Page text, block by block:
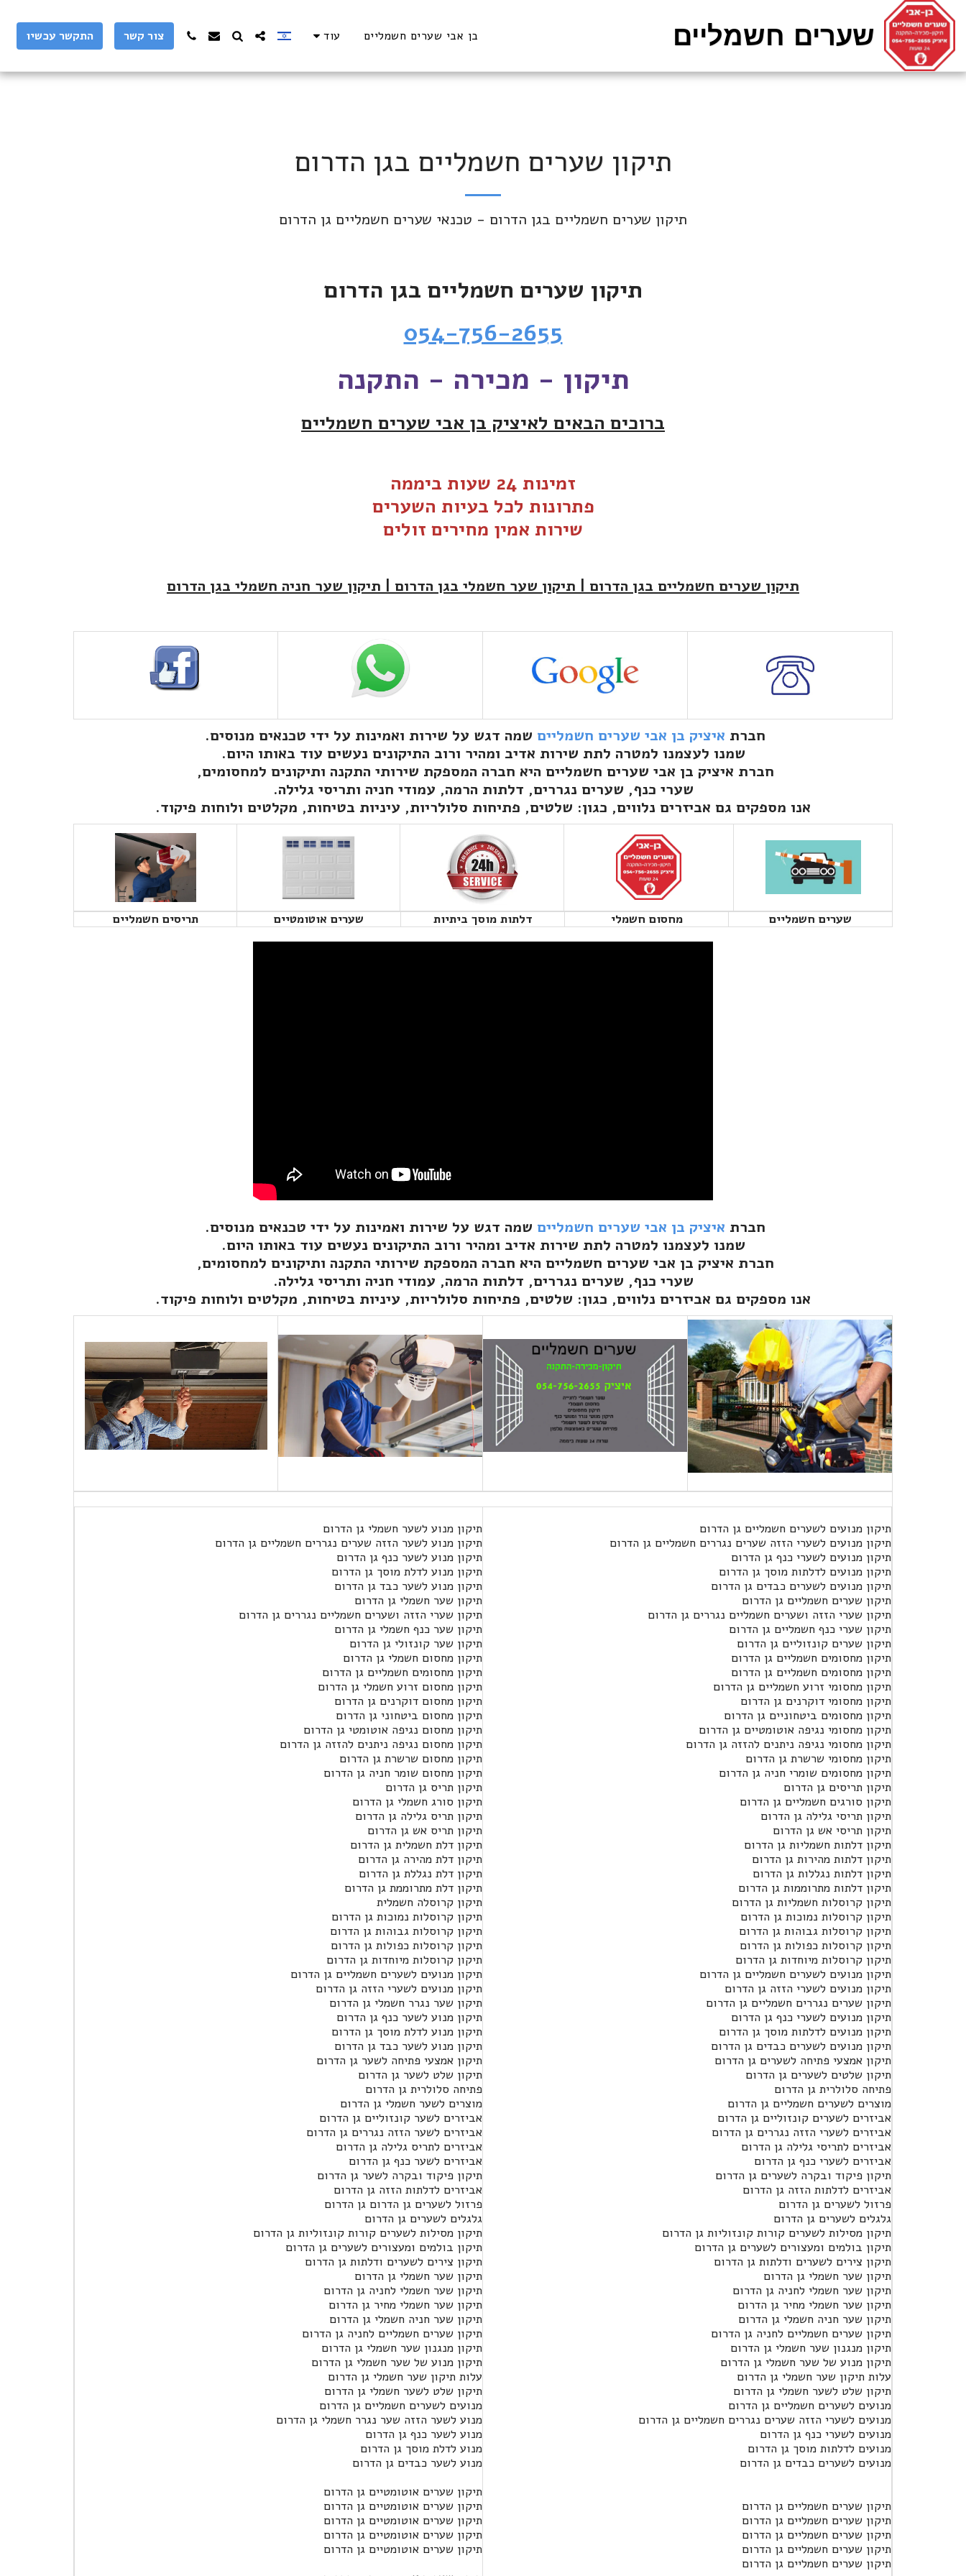
שערים חשמליים בן אבי שערים חשמליים עוד צור קשר התקשר עכשיו
תיקון שערים חשמליים בגן הדרום
תיקון שערים חשמליים בגן הדרום - טכנאי שערים חשמליים גן הדרום
תיקון שערים חשמליים בגן הדרום
054-756-2655
תיקון - מכירה - התקנה
ברוכים הבאים לאיציק בן אבי שערים חשמליים
זמינות 24 שעות ביממה
פתרונות לכל בעיות השערים
שירות אמין מחירים זולים
תיקון שערים חשמליים בגן הדרום | תיקון שער חשמלי בגן הדרום | תיקון שער חניה חשמלי בגן הדרום
חברת איציק בן אבי שערים חשמליים שמה דגש על שירות ואמינות על ידי טכנאים מנוסים.
שמנו לעצמנו למטרה לתת שירות אדיב ומהיר ורוב התיקונים נעשים עוד באותו היום.
חברת איציק בן אבי שערים חשמליים היא חברה המספקת שירותי התקנה ותיקונים למחסומים,
שערי כנף, שערים נגררים, דלתות הרמה, עמודי חניה ותריסי גלילה.
אנו מספקים גם אביזרים נלווים, כגון: שלטים, פתיחות סלולריות, עיניות בטיחות, מקלטים ולוחות פיקוד.
שערים חשמליים מחסום חשמלי דלתות מוסך ביתיות שערים אוטומטיים תריסים חשמליים
חברת איציק בן אבי שערים חשמליים שמה דגש על שירות ואמינות על ידי טכנאים מנוסים.
שמנו לעצמנו למטרה לתת שירות אדיב ומהיר ורוב התיקונים נעשים עוד באותו היום.
חברת איציק בן אבי שערים חשמליים היא חברה המספקת שירותי התקנה ותיקונים למחסומים,
שערי כנף, שערים נגררים, דלתות הרמה, עמודי חניה ותריסי גלילה.
אנו מספקים גם אביזרים נלווים, כגון: שלטים, פתיחות סלולריות, עיניות בטיחות, מקלטים ולוחות פיקוד.
תיקון מנועים לשערים חשמליים גן הדרום
תיקון מנועים לשערי הזזה שערים נגררים חשמליים גן הדרום
תיקון מנועים לשערי כנף גן הדרום
תיקון מנועים לדלתות מוסך גן הדרום
תיקון מנועים לשערים כבדים גן הדרום
תיקון שערים חשמליים גן הדרום
תיקון שערי הזזה ושערים חשמליים נגררים גן הדרום
תיקון שערי כנף חשמליים גן הדרום
תיקון שערים קונזוליים גן הדרום
תיקון מחסומים חשמליים גן הדרום
תיקון מחסומים חשמליים גן הדרום
תיקון מחסומי זרוע חשמליים גן הדרום
תיקון מחסומי דוקרנים גן הדרום
תיקון מחסומים ביטחוניים גן הדרום
תיקון מחסומי נגיפה אוטומטיים גן הדרום
תיקון מחסומי נגיפה ניתנים להזזה גן הדרום
תיקון מחסומי שרשרת גן הדרום
תיקון מחסומים שומרי חניה גן הדרום
תיקון תריסים גן הדרום
תיקון סורגים חשמליים גן הדרום
תיקון תריסי גלילה גן הדרום
תיקון תריסי אש גן הדרום
תיקון דלתות חשמליות גן הדרום
תיקון דלתות מהירות גן הדרום
תיקון דלתות נגללות גן הדרום
תיקון דלתות מתרוממות גן הדרום
תיקון קרוסלות חשמליות גן הדרום
תיקון קרוסלות נמוכות גן הדרום
תיקון קרוסלות גבוהות גן הדרום
תיקון קרוסלות כפולות גן הדרום
תיקון קרוסלות מיוחדות גן הדרום
תיקון מנועים לשערים חשמליים גן הדרום
תיקון מנועים לשערי הזזה גן הדרום
תיקון שערים נגררים חשמליים גן הדרום
תיקון מנועים לשערי כנף גן הדרום
תיקון מנועים לדלתות מוסך גן הדרום
תיקון מנועים לשערים כבדים גן הדרום
תיקון אמצעי פתיחה לשערים גן הדרום
תיקון שלטים לשערים גן הדרום
פתיחה סלולרית גן הדרום
מוצרים לשערים חשמליים גן הדרום
אביזרים לשערים קונזוליים גן הדרום
אביזרים לשערי הזזה נגררים גן הדרום
אביזרים לתריסי גלילה גן הדרום
אביזרים לשערי כנף גן הדרום
תיקון פיקוד ובקרה לשערים גן הדרום
אביזרים לדלתות הזזה גן הדרום
פרזול לשערים גן הדרום
גלגלים לשערים גן הדרום
תיקון מסילות לשערים קורות קונזוליות גן הדרום
תיקון בולמים ומעצורים לשערים גן הדרום
תיקון צירים לשערים ודלתות גן הדרום
תיקון שער חשמלי גן הדרום
תיקון שער חשמלי לחניה גן הדרום
תיקון שער חשמלי מחיר גן הדרום
תיקון שער חניה חשמלי גן הדרום
תיקון שערים חשמליים לחניה גן הדרום
תיקון מנגנון שער חשמלי גן הדרום
תיקון מנוע של שער חשמלי גן הדרום
עלות תיקון שער חשמלי גן הדרום
תיקון שלט לשער חשמלי גן הדרום
מנועים לשערים חשמליים גן הדרום
מנועים לשערי הזזה שערים נגררים חשמליים גן הדרום
מנועים לשערי כנף גן הדרום
מנועים לדלתות מוסך גן הדרום
מנועים לשערים כבדים גן הדרום
תיקון שערים חשמליים גן הדרום
תיקון שערים חשמליים גן הדרום
תיקון שערים חשמליים גן הדרום
תיקון שערים חשמליים גן הדרום
תיקון שערים חשמליים גן הדרום
תיקון מנוע לשער חשמלי גן הדרום
תיקון מנוע לשער הזזה שערים נגררים חשמליים גן הדרום
תיקון מנוע לשער כנף גן הדרום
תיקון מנוע לדלת מוסך גן הדרום
תיקון מנוע לשער כבד גן הדרום
תיקון שער חשמלי גן הדרום
תיקון שערי הזזה ושערים חשמליים נגררים גן הדרום
תיקון שער כנף חשמלי גן הדרום
תיקון שער קונזולי גן הדרום
תיקון מחסום חשמלי גן הדרום
תיקון מחסומים חשמליים גן הדרום
תיקון מחסום זרוע חשמלי גן הדרום
תיקון מחסום דוקרנים גן הדרום
תיקון מחסום ביטחוני גן הדרום
תיקון מחסום נגיפה אוטומטי גן הדרום
תיקון מחסום נגיפה ניתנים להזזה גן הדרום
תיקון מחסום שרשרת גן הדרום
תיקון מחסום שומר חניה גן הדרום
תיקון תריס גן הדרום
תיקון סורג חשמלי גן הדרום
תיקון תריס גלילה גן הדרום
תיקון תריס אש גן הדרום
תיקון דלת חשמלית גן הדרום
תיקון דלת מהירה גן הדרום
תיקון דלת נגללת גן הדרום
תיקון דלת מתרוממת גן הדרום
תיקון קרוסלה חשמלית
תיקון קרוסלות נמוכות גן הדרום
תיקון קרוסלות גבוהות גן הדרום
תיקון קרוסלות כפולות גן הדרום
תיקון קרוסלות מיוחדות גן הדרום
תיקון מנועים לשערים חשמליים גן הדרום
תיקון מנועים לשערי הזזה גן הדרום
תיקון שער נגרר חשמלי גן הדרום
תיקון מנוע לשער כנף גן הדרום
תיקון מנוע לדלת מוסך גן הדרום
תיקון מנוע לשער כבד גן הדרום
תיקון אמצעי פתיחה לשער גן הדרום
תיקון שלט לשער גן הדרום
פתיחה סלולרית גן הדרום
מוצרים לשער חשמלי גן הדרום
אביזרים לשער קונזוליים גן הדרום
אביזרים לשער הזזה נגררים גן הדרום
אביזרים לתריס גלילה גן הדרום
אביזרים לשער כנף גן הדרום
תיקון פיקוד ובקרה לשער גן הדרום
אביזרים לדלתות הזזה גן הדרום
פרזול לשערים גן הדרום גן הדרום
גלגלים לשערים גן הדרום
תיקון מסילות לשערים קורות קונזוליות גן הדרום
תיקון בולמים ומעצורים לשערים גן הדרום
תיקון צירים לשערים ודלתות גן הדרום
תיקון שער חשמלי גן הדרום
תיקון שער חשמלי לחניה גן הדרום
תיקון שער חשמלי מחיר גן הדרום
תיקון שער חניה חשמלי גן הדרום
תיקון שערים חשמליים לחניה גן הדרום
תיקון מנגנון שער חשמלי גן הדרום
תיקון מנוע של שער חשמלי גן הדרום
עלות תיקון שער חשמלי גן הדרום
תיקון שלט לשער חשמלי גן הדרום
מנועים לשערים חשמליים גן הדרום
מנוע לשער הזזה שער נגרר חשמלי גן הדרום
מנוע לשער כנף גן הדרום
מנוע לדלת מוסך גן הדרום
מנוע לשער כבדים גן הדרום
תיקון שערים אוטומטיים גן הדרום
תיקון שערים אוטומטיים גן הדרום
תיקון שערים אוטומטיים גן הדרום
תיקון שערים אוטומטיים גן הדרום
תיקון שערים אוטומטיים גן הדרום